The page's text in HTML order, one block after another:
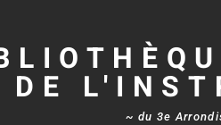
DE
~ du 3e